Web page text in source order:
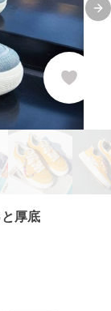
厚底